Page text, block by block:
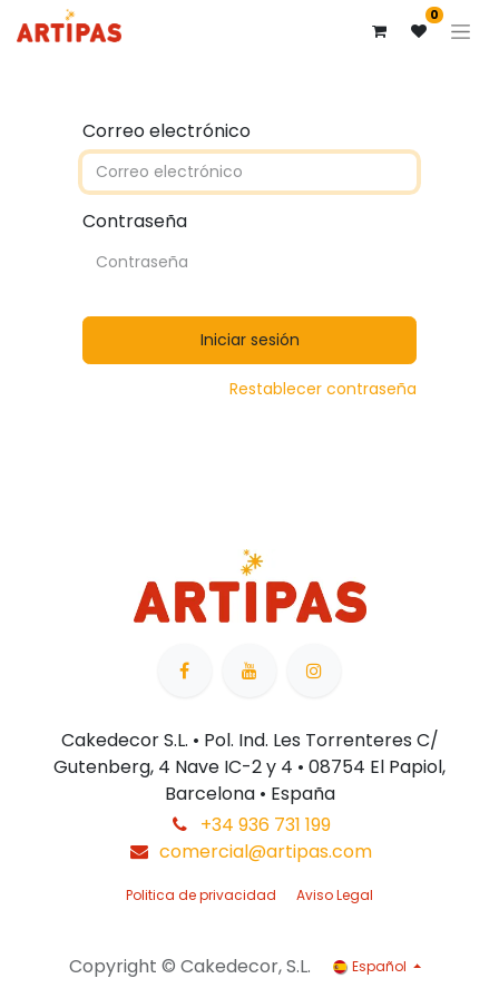
0
Correo electrónico
Contraseña
Iniciar sesión
Restablecer contraseña
Cakedecor S.L. • Pol. Ind. Les Torrenteres C/
Gutenberg, 4 Nave IC-2 y 4 • 08754 El Papiol,
Barcelona • España
+34 936 731 199
comercial@artipas.com
Politica de privacidad Aviso Legal
Copyright © Cakedecor, S.L. Español